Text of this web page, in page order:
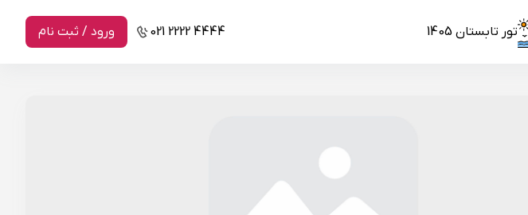
تور تابستان 1405 021 2222 4444 ورود / ثبت نام